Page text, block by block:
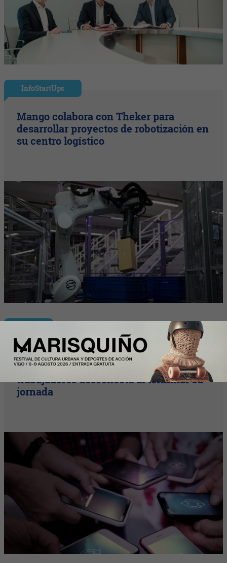
InfoStartUps
Mango colabora con Theker para
desarrollar proyectos de robotización en
su centro logístico
La desconexión digital sigue siendo
asignatura pendiente: el 46% de los
trabajadores desconecta al terminar su
jornada